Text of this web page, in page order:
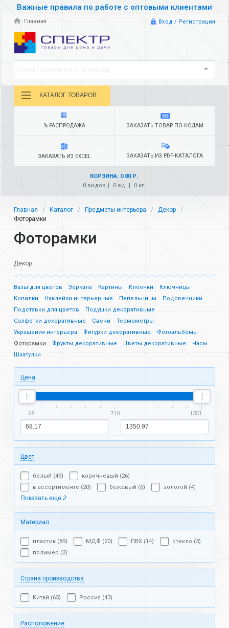
Важные правила по работе с оптовыми клиентами
Главная Вход / Регистрация
КАТАЛОГ ТОВАРОВ
% РАСПРОДАЖА ЗАКАЗАТЬ ТОВАР ПО КОДАМ
ЗАКАЗАТЬ ИЗ EXCEL ЗАКАЗАТЬ ИЗ PDF-КАТАЛОГА
КОРЗИНА: 0.00 Р.
0 видов
0 ед. 0 кг.
Главная Каталог Предметы интерьера
Декор
Фоторамки
Фоторамки
Декор
Вазы для цветов Зеркала Картины Клеенки
Ключницы
Копилки
Наклейки интерьерные Пепельницы
Подсвечники
Подставки для цветов
Подушки декоративные
Салфетки декоративные
Свечи
Термометры
Украшения интерьера
Фигурки декоративные
Фотоальбомы
Фоторамки
Фрукты декоративные Цветы декоративные
Часы
Шкатулки
Цена
68 710 1351
Цвет
белый (49)
коричневый (26)
в ассортименте (20)
бежевый (6) золотой (4)
Показать ещё 2
Материал
пластик (89) МДФ (20) ПВХ (14)
стекло (3)
полимер (2)
Страна производства
Китай (65) Россия (43)
Расположение